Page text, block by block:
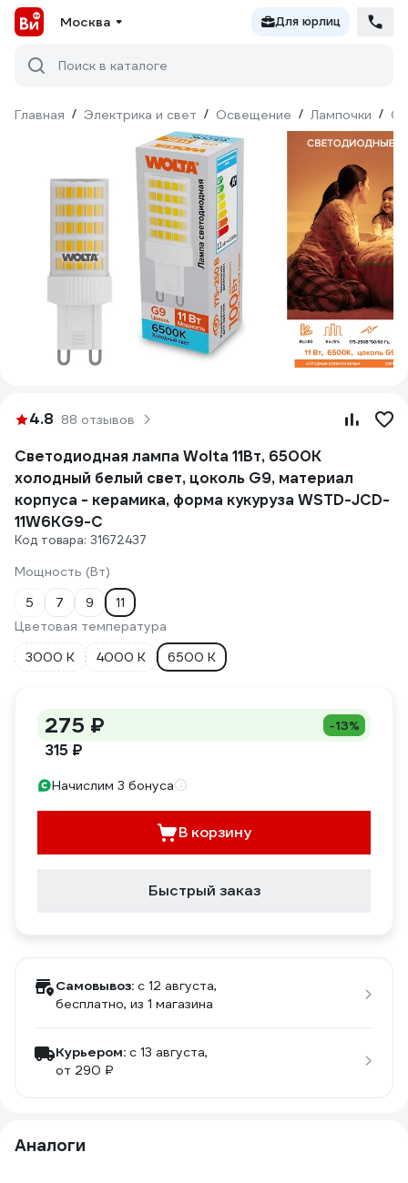
Москва Для юрлиц
Поиск в каталоге
Главная / Электрика и свет / Освещение / Лампочки /
4.8 88 отзывов
Светодиодная лампа Wolta 11Вт, 6500К
холодный белый свет, цоколь G9, материал
корпуса - керамика, форма кукуруза WSTD-JCD-
11W6KG9-C
Код товара: 31672437
Мощность (Вт)
5
7 9
11
Цветовая температура
3000 К
4000 К 6500 К
275 ₽ -13%
315 ₽
Начислим 3 бонуса
В корзину
Быстрый заказ
Самовывоз: c 12 августа,
бесплатно, из 1 магазина
Курьером: c 13 августа,
от 290 ₽
Аналоги